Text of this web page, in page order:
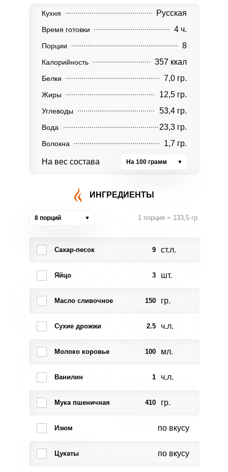
Кухня Русская
Время готовки 4 ч.
Порции 8
Калорийность 357 ккал
Белки 7,0 гр.
Жиры 12,5 гр.
Углеводы 53,4 гр.
Вода 23,3 гр.
Волокна 1,7 гр.
На вес состава На 100 грамм
ИНГРЕДИЕНТЫ
8 порций 1 порция = 133,5 гр.
Сахар-песок 9 ст.л.
Яйцо 3 шт.
Масло сливочное 150 гр.
Сухие дрожжи 2.5 ч.л.
Молоко коровье 100 мл.
Ванилин 1 ч.л.
Мука пшеничная 410 гр.
Изюм по вкусу
Цукаты по вкусу